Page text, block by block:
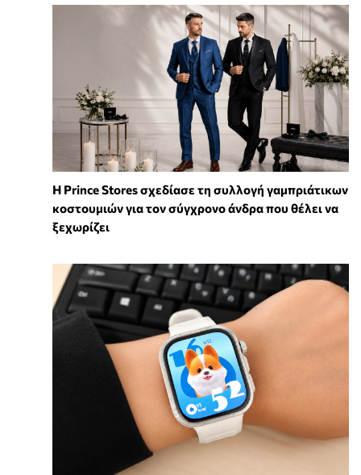
Η Prince Stores σχεδίασε τη συλλογή γαμπριάτικων
κοστουμιών για τον σύγχρονο άνδρα που θέλει να
ξεχωρίζει